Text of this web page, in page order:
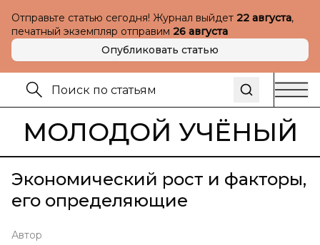
Отправьте статью сегодня! Журнал выйдет 22 августа,
печатный экземпляр отправим 26 августа
Опубликовать статью
МОЛОДОЙ УЧЁНЫЙ
Экономический рост и факторы,
его определяющие
Автор